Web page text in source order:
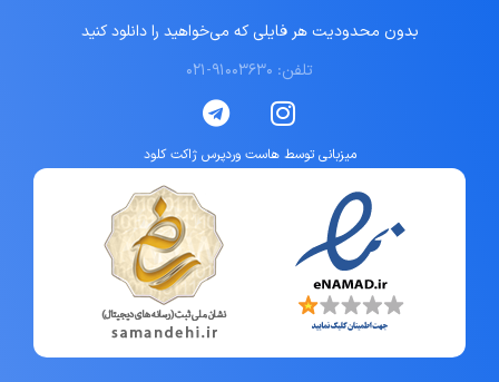
بدون محدودیت هر فایلی که می‌خواهید را دانلود کنید
تلفن: ۹۱۰۰۳۶۳۰-۰۲۱
میزبانی توسط هاست وردپرس ژاکت کلود